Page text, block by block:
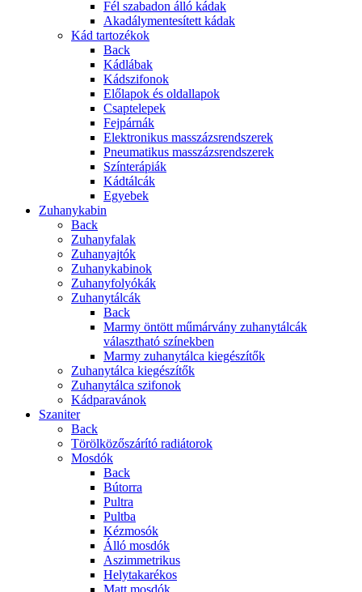
Fél szabadon álló kádak
Akadálymentesített kádak
Kád tartozékok
Back
Kádlábak
Kádszifonok
Előlapok és oldallapok
Csaptelepek
Fejpárnák
Elektronikus masszázsrendszerek
Pneumatikus masszázsrendszerek
Színterápiák
Kádtálcák
Egyebek
Zuhanykabin
Back
Zuhanyfalak
Zuhanyajtók
Zuhanykabinok
Zuhanyfolyókák
Zuhanytálcák
Back
Marmy öntött műmárvány zuhanytálcák
választható színekben
Marmy zuhanytálca kiegészítők
Zuhanytálca kiegészítők
Zuhanytálca szifonok
Kádparavánok
Szaniter
Back
Törölközőszárító radiátorok
Mosdók
Back
Bútorra
Pultra
Pultba
Kézmosók
Álló mosdók
Aszimmetrikus
Helytakarékos